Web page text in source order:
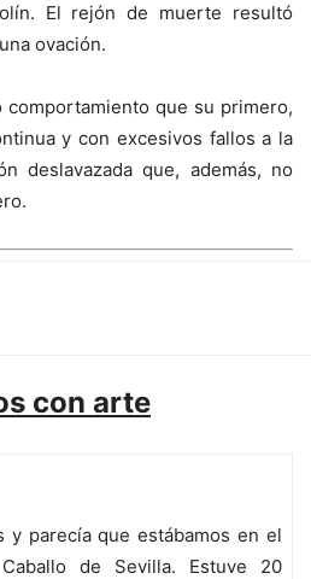
El rejón de muerte resultó
ovación.
que su primero,
y con excesivos fallos a la
deslavazada que, además, no
con arte
parecía que estábamos en el
de Sevilla. Estuve 20